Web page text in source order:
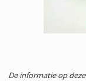
De informatie op